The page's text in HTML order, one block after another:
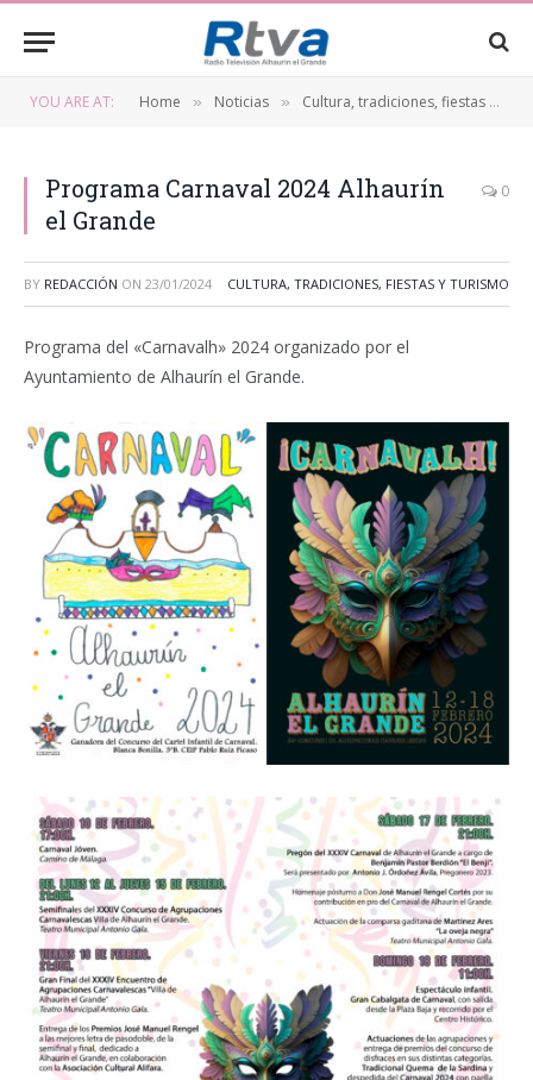
YOU ARE AT: Home » Noticias » Cultura, tradiciones, fiestas y turismo
Programa Carnaval 2024 Alhaurín
el Grande
0
BY REDACCIÓN ON 23/01/2024 CULTURA, TRADICIONES, FIESTAS Y TURISMO
Programa del «Carnavalh» 2024 organizado por el
Ayuntamiento de Alhaurín el Grande.